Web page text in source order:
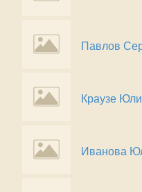
Павлов
Краузе
Иванова